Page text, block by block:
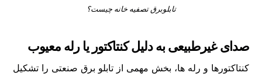
تابلوبرق تصفیه خانه چیست؟
صدای غیرطبیعی به دلیل کنتاکتور یا رله معیوب
کنتاکتورها و رله‌ ها، بخش مهمی از تابلو برق صنعتی را تشکیل